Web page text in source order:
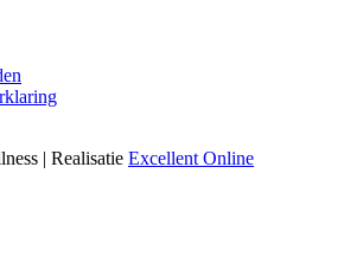
| Realisatie Excellent Online